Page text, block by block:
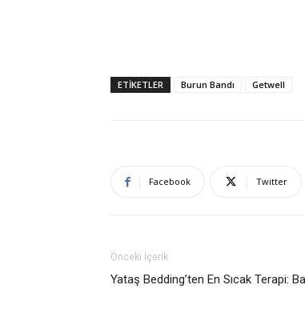
ETIKETLER Burun Bandı Getwell
Facebook Twitter
Önceki İçerik
Yataş Bedding’ten En Sıcak Terapi: